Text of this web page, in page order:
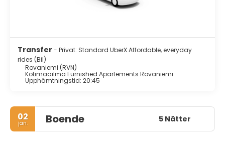
Transfer - Privat: Standard UberX Affordable, everyday
rides (Bil)
Rovaniemi (RVN)
Kotimaailma Furnished Apartements Rovaniemi
Upphämtningstid: 20:45
02
jan. Boende 5 Nätter